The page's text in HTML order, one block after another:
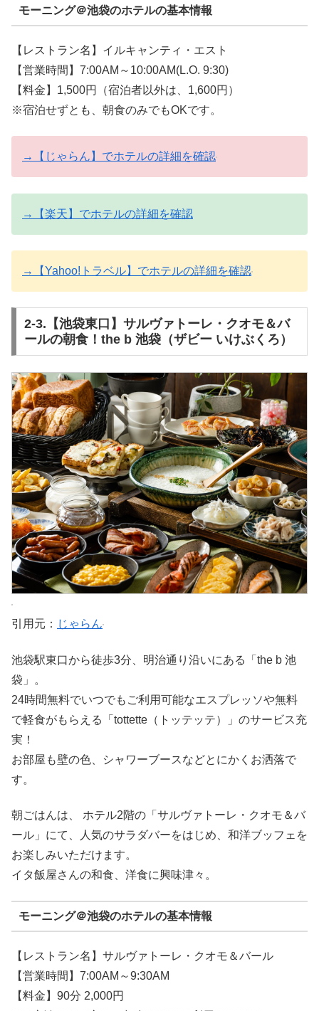
モーニング＠池袋のホテルの基本情報
【レストラン名】イルキャンティ・エスト
【営業時間】7:00AM～10:00AM(L.O. 9:30)
【料金】1,500円（宿泊者以外は、1,600円）
※宿泊せずとも、朝食のみでもOKです。
→【じゃらん】でホテルの詳細を確認
→【楽天】でホテルの詳細を確認
→【Yahoo!トラベル】でホテルの詳細を確認
2-3.【池袋東口】サルヴァトーレ・クオモ＆バ
ールの朝食！the b 池袋（ザビー いけぶくろ）
引用元： じゃらん
池袋駅東口から徒歩3分、明治通り沿いにある「the b 池
袋」。
24時間無料でいつでもご利用可能なエスプレッソや無料
で軽食がもらえる「tottette（トッテッテ）」のサービス充
実！
お部屋も壁の色、シャワーブースなどとにかくお洒落で
す。
朝ごはんは、 ホテル2階の「サルヴァトーレ・クオモ＆バ
ール」にて、人気のサラダバーをはじめ、和洋ブッフェを
お楽しみいただけます。
イタ飯屋さんの和食、洋食に興味津々。
モーニング＠池袋のホテルの基本情報
【レストラン名】サルヴァトーレ・クオモ＆バール
【営業時間】7:00AM～9:30AM
【料金】90分 2,000円